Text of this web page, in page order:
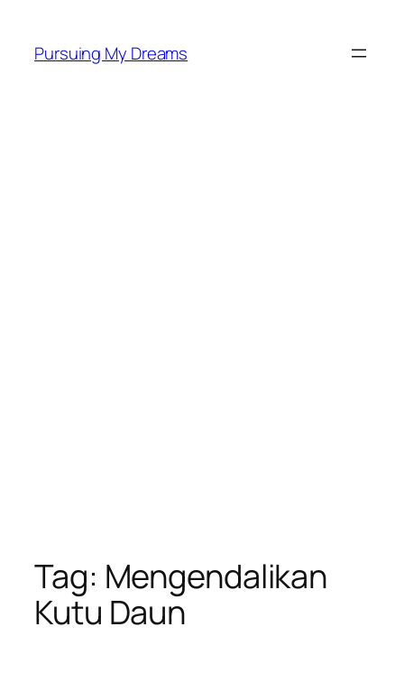
content
Pursuing My Dreams
Tag: Mengendalikan
Kutu Daun